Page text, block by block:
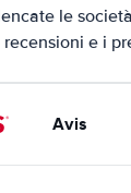
le
e i
Avis